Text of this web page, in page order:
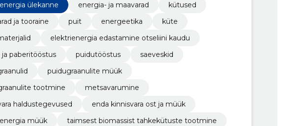
ülekanne energia- ja maavarad
kütused
ja tooraine
puit energeetika
küte
elektrienergia edastamine otseliini kaudu
ja paberitööstus
puidutööstus
saeveskid
puidugraanulite müük
tootmine
metsavarumine
haldustegevused
enda kinnisvara ost ja müük
müük
taimsest biomassist tahkekütuste tootmine